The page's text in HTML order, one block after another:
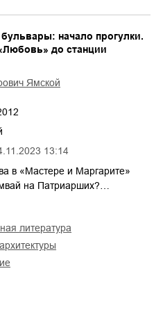
13:14
начало прогулки.
до станции
Ямской
в «Мастере и Маргарите»
на Патриарших?…
литература